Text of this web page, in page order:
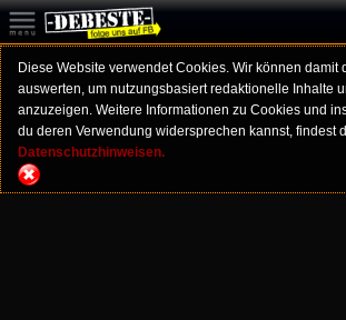
Diese Website verwendet Cookies. Wir können damit
auswerten, um nutzungsbasiert redaktionelle Inhalte
anzuzeigen. Weitere Informationen zu Cookies und
du deren Verwendung widersprechen kannst, findest
Datenschutzhinweisen.